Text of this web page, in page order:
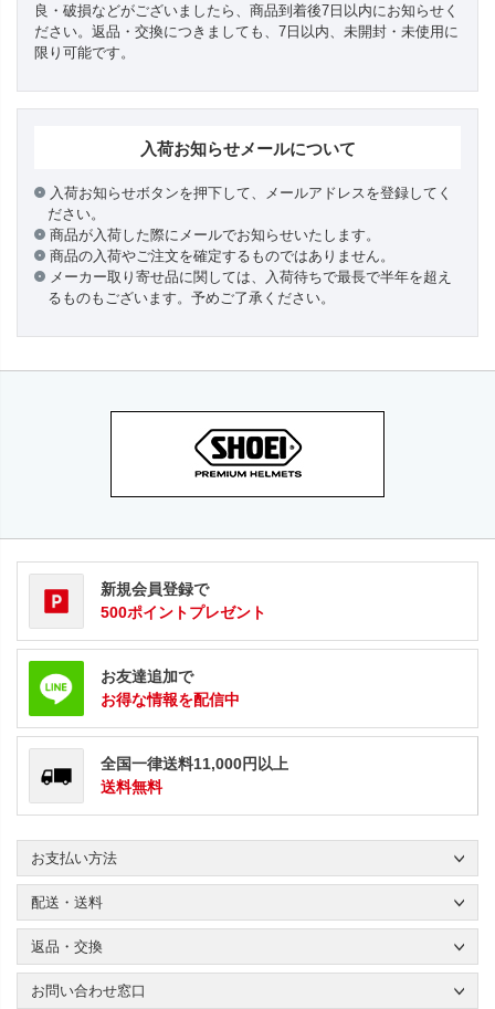
良・破損などがございましたら、商品到着後7日以内にお知らせく
ださい。返品・交換につきましても、7日以内、未開封・未使用に
限り可能です。
入荷お知らせメールについて
入荷お知らせボタンを押下して、メールアドレスを登録してく
ださい。
商品が入荷した際にメールでお知らせいたします。
商品の入荷やご注文を確定するものではありません。
メーカー取り寄せ品に関しては、入荷待ちで最長で半年を超え
るものもございます。予めご了承ください。
新規会員登録で
500ポイントプレゼント
お友達追加で
お得な情報を配信中
全国一律送料11,000円以上
送料無料
お支払い方法
配送・送料
返品・交換
お問い合わせ窓口